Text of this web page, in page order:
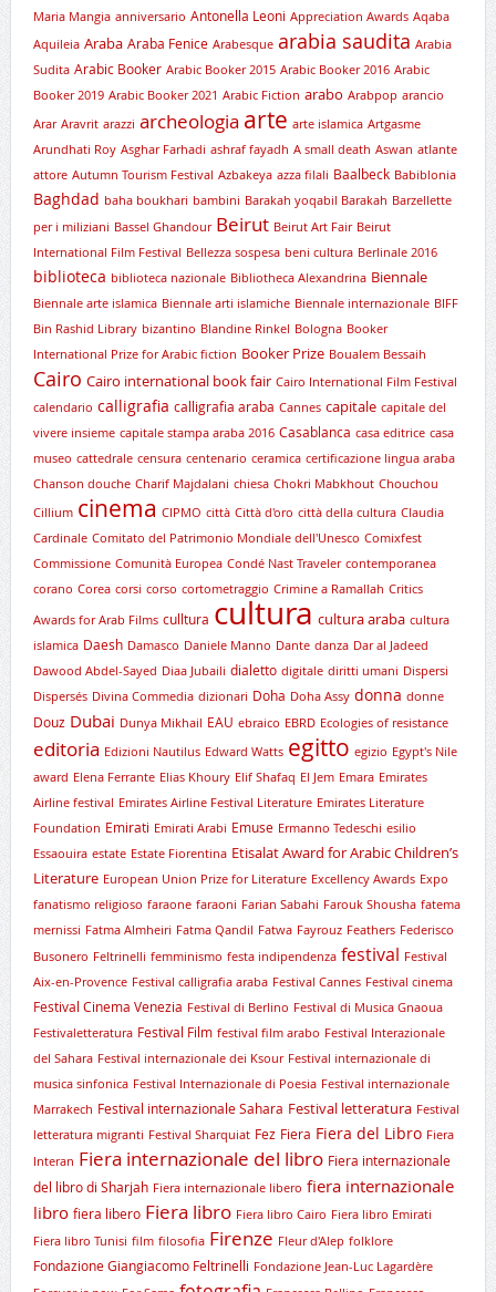
Maria Mangia anniversario Antonella Leoni Appreciation Awards Aqaba
Aquileia Araba Araba Fenice Arabesque arabia saudita Arabia
Sudita Arabic Booker Arabic Booker 2015 Arabic Booker 2016 Arabic
Booker 2019 Arabic Booker 2021 Arabic Fiction arabo Arabpop arancio
Arar Aravrit arazzi archeologia arte arte islamica Artgasme
Arundhati Roy Asghar Farhadi ashraf fayadh A small death Aswan atlante
attore Autumn Tourism Festival Azbakeya azza filali Baalbeck Babiblonia
Baghdad baha boukhari bambini Barakah yoqabil Barakah Barzellette
per i miliziani Bassel Ghandour Beirut Beirut Art Fair Beirut
International Film Festival Bellezza sospesa beni cultura Berlinale 2016
biblioteca biblioteca nazionale Bibliotheca Alexandrina Biennale
Biennale arte islamica Biennale arti islamiche Biennale internazionale BIFF
Bin Rashid Library bizantino Blandine Rinkel Bologna Booker
International Prize for Arabic fiction Booker Prize Boualem Bessaih
Cairo Cairo international book fair Cairo International Film Festival
calendario calligrafia calligrafia araba Cannes capitale capitale del
vivere insieme capitale stampa araba 2016 Casablanca casa editrice casa
museo cattedrale censura centenario ceramica certificazione lingua araba
Chanson douche Charif Majdalani chiesa Chokri Mabkhout Chouchou
Cillium cinema CIPMO città Città d'oro città della cultura Claudia
Cardinale Comitato del Patrimonio Mondiale dell'Unesco Comixfest
Commissione Comunità Europea Condé Nast Traveler contemporanea
corano Corea corsi corso cortometraggio Crimine a Ramallah Critics
Awards for Arab Films culltura cultura cultura araba cultura
islamica Daesh Damasco Daniele Manno Dante danza Dar al Jadeed
Dawood Abdel-Sayed Diaa Jubaili dialetto digitale diritti umani Dispersi
Dispersés Divina Commedia dizionari Doha Doha Assy donna donne
Douz Dubai Dunya Mikhail EAU ebraico EBRD Ecologies of resistance
editoria Edizioni Nautilus Edward Watts egitto egizio Egypt's Nile
award Elena Ferrante Elias Khoury Elif Shafaq El Jem Emara Emirates
Airline festival Emirates Airline Festival Literature Emirates Literature
Foundation Emirati Emirati Arabi Emuse Ermanno Tedeschi esilio
Essaouira estate Estate Fiorentina Etisalat Award for Arabic Children’s
Literature European Union Prize for Literature Excellency Awards Expo
fanatismo religioso faraone faraoni Farian Sabahi Farouk Shousha fatema
mernissi Fatma Almheiri Fatma Qandil Fatwa Fayrouz Feathers Federisco
Busonero Feltrinelli femminismo festa indipendenza festival Festival
Aix-en-Provence Festival calligrafia araba Festival Cannes Festival cinema
Festival Cinema Venezia Festival di Berlino Festival di Musica Gnaoua
Festivaletteratura Festival Film festival film arabo Festival Interazionale
del Sahara Festival internazionale dei Ksour Festival internazionale di
musica sinfonica Festival Internazionale di Poesia Festival internazionale
Marrakech Festival internazionale Sahara Festival letteratura Festival
letteratura migranti Festival Sharquiat Fez Fiera Fiera del Libro Fiera
Interan Fiera internazionale del libro Fiera internazionale
del libro di Sharjah Fiera internazionale libero fiera internazionale
libro fiera libero Fiera libro Fiera libro Cairo Fiera libro Emirati
Fiera libro Tunisi film filosofia Firenze Fleur d'Alep folklore
Fondazione Giangiacomo Feltrinelli Fondazione Jean-Luc Lagardère